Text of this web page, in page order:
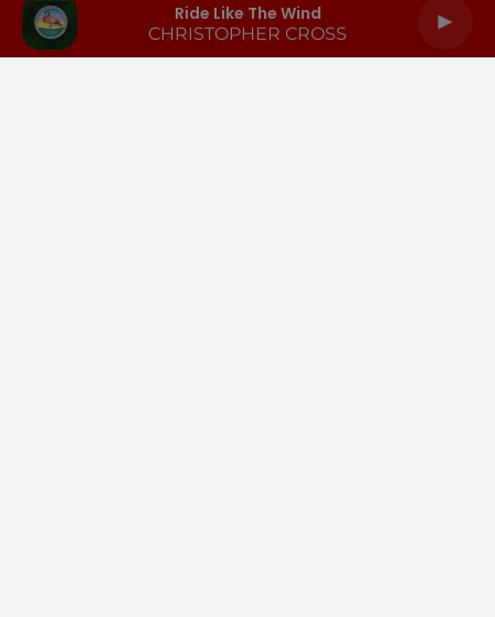
Ride Like The Wind
CHRISTOPHER CROSS